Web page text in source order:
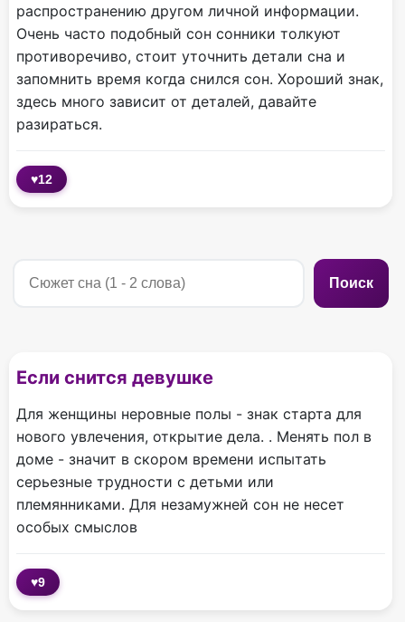
распространению другом личной информации.
Очень часто подобный сон сонники толкуют
противоречиво, стоит уточнить детали сна и
запомнить время когда снился сон. Хороший знак,
здесь много зависит от деталей, давайте
разираться.
♥12
Поиск
Если снится девушке
Для женщины неровные полы - знак старта для
нового увлечения, открытие дела. . Менять пол в
доме - значит в скором времени испытать
серьезные трудности с детьми или
племянниками. Для незамужней сон не несет
особых смыслов
♥9